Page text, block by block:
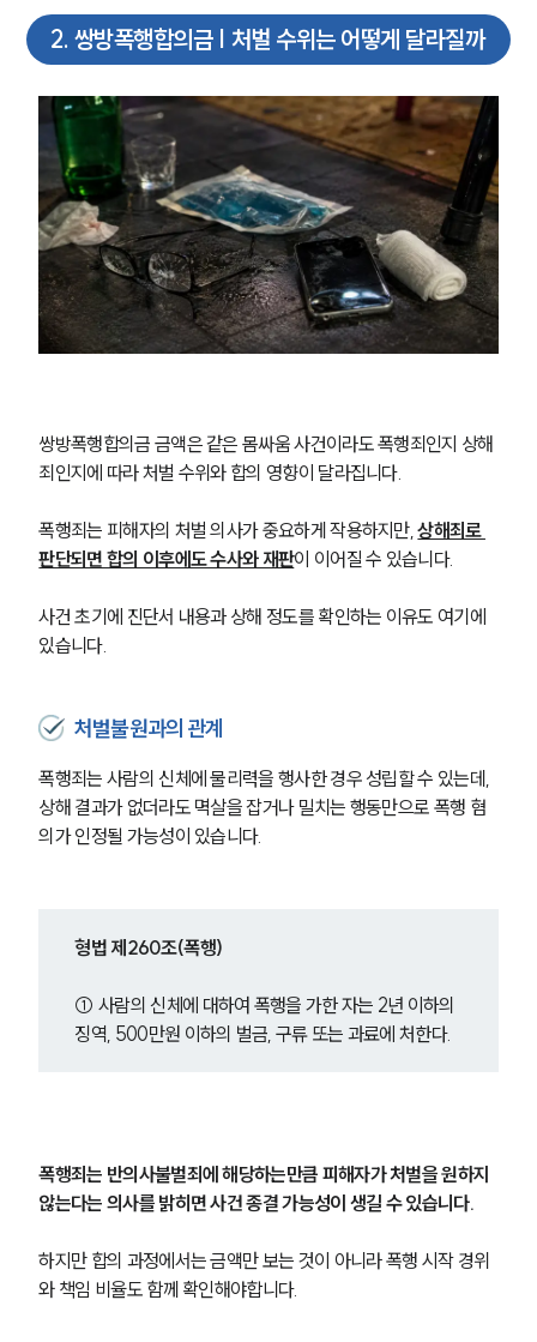
2. 쌍방폭행합의금 | 처벌 수위는 어떻게 달라질까
쌍방폭행합의금 금액은 같은 몸싸움 사건이라도 폭행죄인지 상해
죄인지에 따라 처벌 수위와 합의 영향이 달라집니다.
폭행죄는 피해자의 처벌 의사가 중요하게 작용하지만, 상해죄로
판단되면 합의 이후에도 수사와 재판이 이어질 수 있습니다.
사건 초기에 진단서 내용과 상해 정도를 확인하는 이유도 여기에
있습니다.
처벌불원과의 관계
폭행죄는 사람의 신체에 물리력을 행사한 경우 성립할 수 있는데,
상해 결과가 없더라도 멱살을 잡거나 밀치는 행동만으로 폭행 혐
의가 인정될 가능성이 있습니다.
형법 제260조(폭행)
① 사람의 신체에 대하여 폭행을 가한 자는 2년 이하의
징역, 500만원 이하의 벌금, 구류 또는 과료에 처한다.
폭행죄는 반의사불벌죄에 해당하는만큼 피해자가 처벌을 원하지
않는다는 의사를 밝히면 사건 종결 가능성이 생길 수 있습니다.
하지만 합의 과정에서는 금액만 보는 것이 아니라 폭행 시작 경위
와 책임 비율도 함께 확인해야합니다.